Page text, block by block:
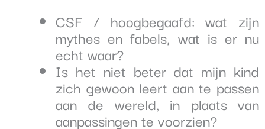
CSF / hoogbegaafd: wat zijn
mythes en fabels, wat is er nu
echt waar?
Is het niet beter dat mijn kind
zich gewoon leert aan te passen
aan de wereld, in plaats van
aanpassingen te voorzien?